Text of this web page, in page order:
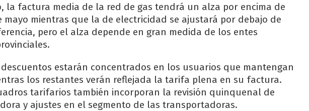
la factura media de la red de gas tendrá un alza por encima de
mayo mientras que la de electricidad se ajustará por debajo de
pero el alza depende en gran medida de los entes
descuentos estarán concentrados en los usuarios que mantengan
los restantes verán reflejada la tarifa plena en su factura.
tarifarios también incorporan la revisión quinquenal de
y ajustes en el segmento de las transportadoras.